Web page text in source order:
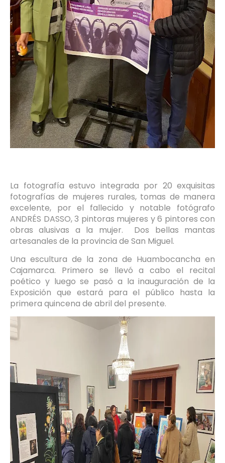
La fotografía estuvo integrada por 20 exquisitas
fotografías de mujeres rurales, tomas de manera
excelente, por el fallecido y notable fotógrafo
ANDRÉS DASSO, 3 pintoras mujeres y 6 pintores con
obras alusivas a la mujer. Dos bellas mantas
artesanales de la provincia de San Miguel.
Una escultura de la zona de Huambocancha en
Cajamarca. Primero se llevó a cabo el recital
poético y luego se pasó a la inauguración de la
Exposición que estará para el público hasta la
primera quincena de abril del presente.